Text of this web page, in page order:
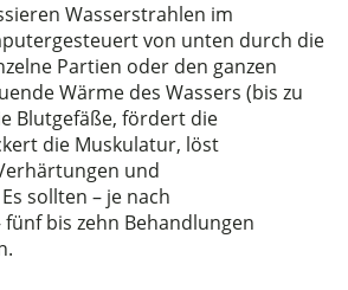
Wasserstrahlen im
von unten durch die
Partien oder den ganzen
Wärme des Wassers (bis zu
Blutgefäße, fördert die
die Muskulatur, löst
und
sollten – je nach
fünf bis zehn Behandlungen